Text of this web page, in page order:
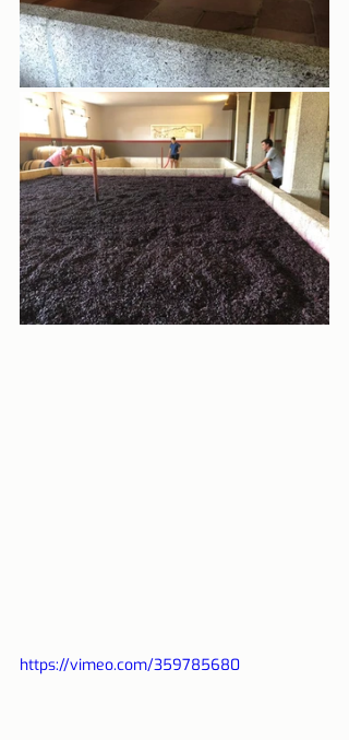
https://vimeo.com/359785680